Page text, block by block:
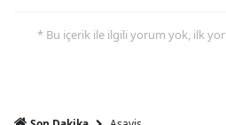
* Bu içerik ile ilgili yorum yok, ilk